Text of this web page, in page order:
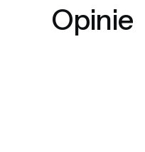
Opinie